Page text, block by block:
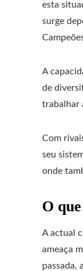
esta
surge
A
de
trabalhar
Com
seu
onde
O
A actual
ameaça
passada,